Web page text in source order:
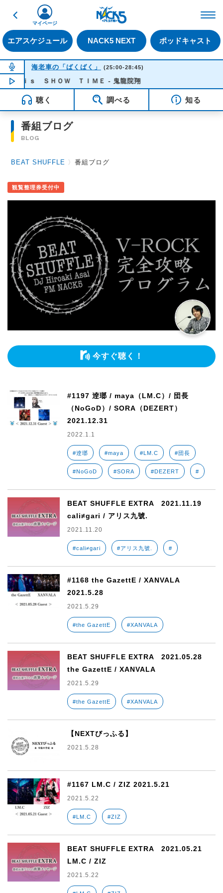
戻る
エアスケジュール NACK5 NEXT ポッドキャスト
マイページ
NOW ON AIR
海老車の「ばくばく」 (25:00-28:45)
NOW PLAYING 04:11
ｉｓ ＳＨＯＷ ＴＩＭＥ - 鬼龍院翔
聴く 調べる 知る
番組ブログ
BLOG
BEAT SHUFFLE 〉番組ブログ
観覧整理券受付中
今すぐ聴く！
#1197 逹瑯 / maya（LM.C）/ 団長
（NoGoD）/ SORA（DEZERT）
2021.12.31
2022.1.1
#逹瑯 #maya #LM.C #団長
#NoGoD #SORA #DEZERT #
BEAT SHUFFLE EXTRA 2021.11.19
cali≠gari / アリス九號.
2021.11.20
#cali≠gari #アリス九號. #
#1168 the GazettE / XANVALA
2021.5.28
2021.5.29
#the GazettE #XANVALA
BEAT SHUFFLE EXTRA 2021.05.28
the GazettE / XANVALA
2021.5.29
#the GazettE #XANVALA
【NEXTびっふる】
2021.5.28
#1167 LM.C / ZIZ 2021.5.21
2021.5.22
#LM.C #ZIZ
BEAT SHUFFLE EXTRA 2021.05.21
LM.C / ZIZ
2021.5.22